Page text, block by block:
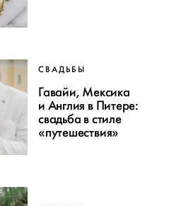
СВАДЬБЫ
Гавайи, Мексика
и Англия в Питере:
свадьба в стиле
«путешествия»